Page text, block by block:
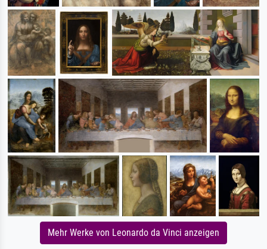
Mehr Werke von Leonardo da Vinci anzeigen